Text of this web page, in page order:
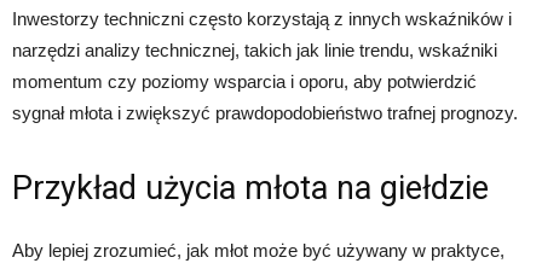
Inwestorzy techniczni często korzystają z innych wskaźników i
narzędzi analizy technicznej, takich jak linie trendu, wskaźniki
momentum czy poziomy wsparcia i oporu, aby potwierdzić
sygnał młota i zwiększyć prawdopodobieństwo trafnej prognozy.
Przykład użycia młota na giełdzie
Aby lepiej zrozumieć, jak młot może być używany w praktyce,